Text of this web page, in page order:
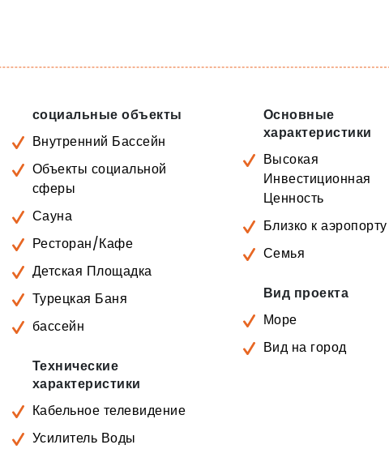
социальные объекты
Внутренний Бассейн
Объекты социальной
сферы
Сауна
Ресторан/Кафе
Детская Площадка
Турецкая Баня
бассейн
Технические
характеристики
Кабельное телевидение
Усилитель Воды
Основные
характеристики
Высокая
Инвестиционная
Ценность
Близко к аэропорту
Семья
Вид проекта
Море
Вид на город